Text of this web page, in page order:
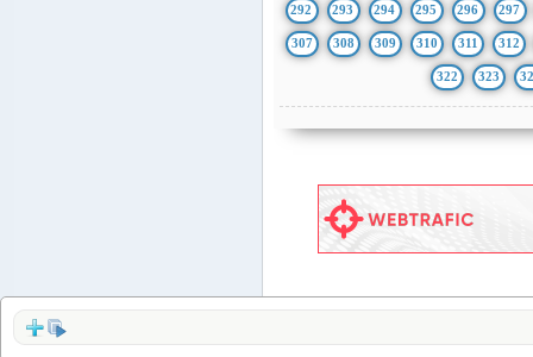
292 293 294 295 296 297
307 308 309 310 311 312
322 323